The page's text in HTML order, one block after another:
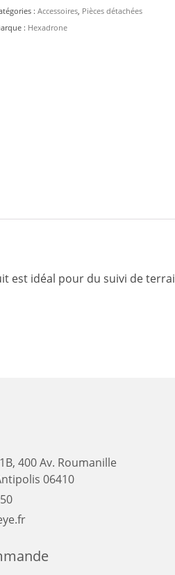
: Accessoires, Pièces détachées
: Hexadrone
est idéal pour du suivi de
400 Av. Roumanille
06410